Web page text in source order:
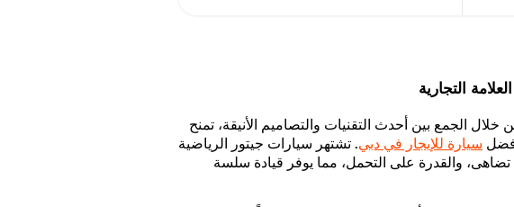
التجارية
الجمع بين أحدث التقنيات والتصاميم الأنيقة، تمنح
سيارة للإيجار في دبي. تشتهر سيارات جيتور الرياضية
تضاهى، والقدرة على التحمل، مما يوفر قيادة سلسة